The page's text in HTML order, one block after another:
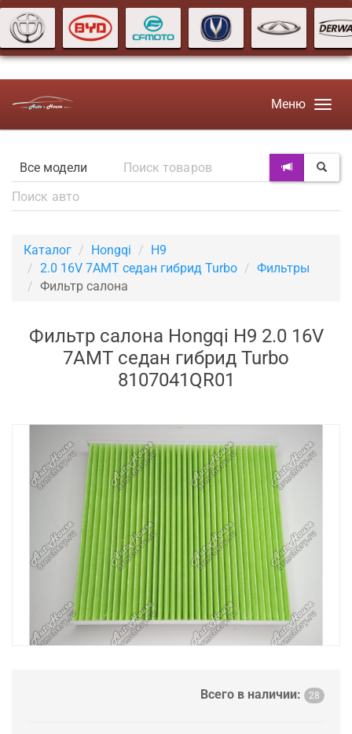
Меню
Каталог Hongqi
H9
2.0 16V 7AMT седан гибрид Turbo
Фильтры
Фильтр салона
Фильтр салона Hongqi H9 2.0 16V
7AMT седан гибрид Turbo
8107041QR01
Всего в наличии: 28